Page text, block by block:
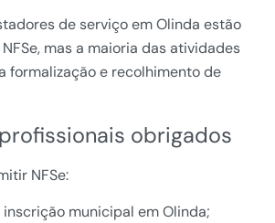
de serviço em Olinda estão
mas a maioria das atividades
formalização e recolhimento de
obrigados
NFSe:
inscrição municipal em Olinda;